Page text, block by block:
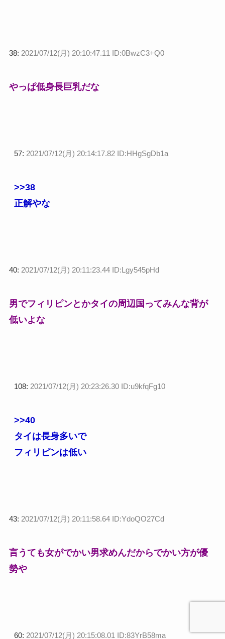
38: 2021/07/12(月) 20:10:47.11 ID:0BwzC3+Q0
やっぱ低身長巨乳だな
57: 2021/07/12(月) 20:14:17.82 ID:HHgSgDb1a
>>38
正解やな
40: 2021/07/12(月) 20:11:23.44 ID:Lgy545pHd
男でフィリピンとかタイの周辺国ってみんな背が
低いよな
108: 2021/07/12(月) 20:23:26.30 ID:u9kfqFg10
>>40
タイは長身多いで
フィリピンは低い
43: 2021/07/12(月) 20:11:58.64 ID:YdoQO27Cd
言うても女がでかい男求めんだからでかい方が優
勢や
60: 2021/07/12(月) 20:15:08.01 ID:83YrB58ma